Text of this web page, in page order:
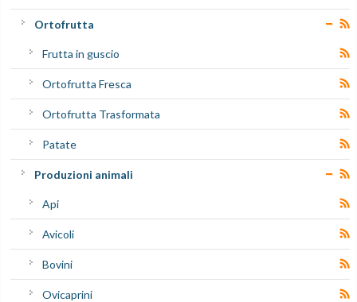
Ortofrutta
Frutta in guscio
Ortofrutta Fresca
Ortofrutta Trasformata
Patate
Produzioni animali
Api
Avicoli
Bovini
Ovicaprini